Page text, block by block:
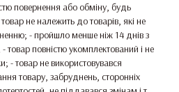
повернення або обміну, будь
не належить до товарів, які не
- пройшло менше ніж 14 днів з
повністю укомплектований і не
- товар не використовувався
товару, забруднень, сторонніх